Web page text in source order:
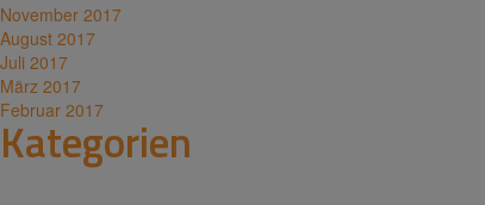
November 2017
August 2017
Juli 2017
März 2017
Februar 2017
Kategorien